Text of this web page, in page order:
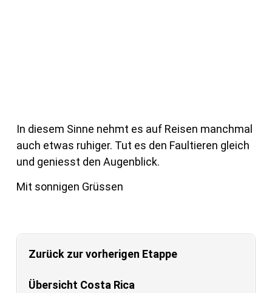
In diesem Sinne nehmt es auf Reisen manchmal
auch etwas ruhiger. Tut es den Faultieren gleich
und geniesst den Augenblick.
Mit sonnigen Grüssen
Zurück zur vorherigen Etappe
Übersicht Costa Rica